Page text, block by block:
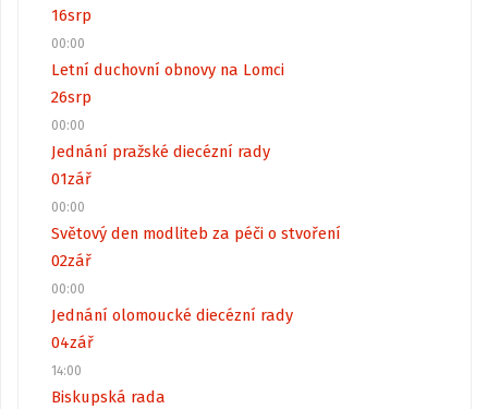
16srp
00:00
Letní duchovní obnovy na Lomci
26srp
00:00
Jednání pražské diecézní rady
01zář
00:00
Světový den modliteb za péči o stvoření
02zář
00:00
Jednání olomoucké diecézní rady
04zář
14:00
Biskupská rada